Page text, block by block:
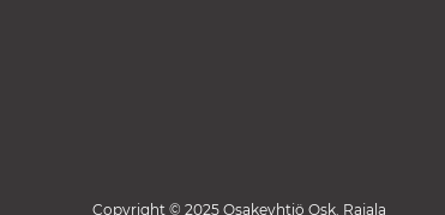
Copyright © 2025 Osakeyhtiö Osk. Rajala